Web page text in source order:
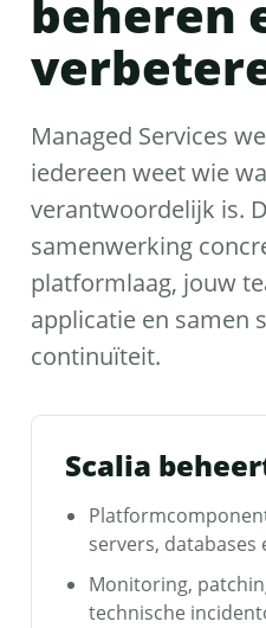
beheren
Managed Services
iedereen weet wie
verantwoordelijk is.
samenwerking
platformlaag, jouw
applicatie en samen
continuïteit.
Scalia
servers, databases
Monitoring,
technische